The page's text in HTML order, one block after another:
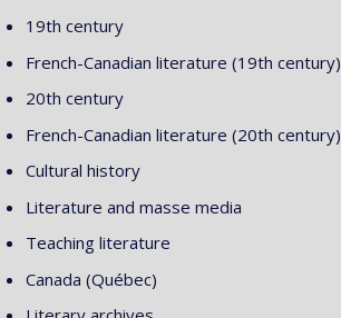
19th century
French-Canadian literature (19th century)
20th century
French-Canadian literature (20th century)
Cultural history
Literature and masse media
Teaching literature
Canada (Québec)